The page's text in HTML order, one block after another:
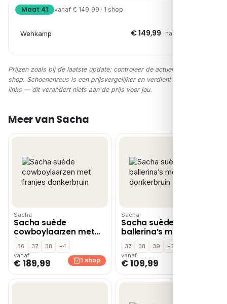
Maat 41 vanaf € 149,99 · 1 shop
Wehkamp € 149,99 naar shop →
Prijzen zoals bij de laatste update; controleer de actuele prijs in de
shop. Schoenenreus is een prijsvergelijker en verdient via affiliate-
links — dit verandert niets aan de prijs voor jou.
Meer van Sacha
Sacha
Sacha suède
cowboylaarzen met
franjes donkerbruin
36 37 38
+4
vanaf
€ 189,99 1 shop
Sacha
Sacha suède
ballerina’s met studs
donkerbruin
37 38 39
+2
vanaf
€ 109,99